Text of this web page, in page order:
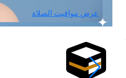
عرض مواقيت الصلاة